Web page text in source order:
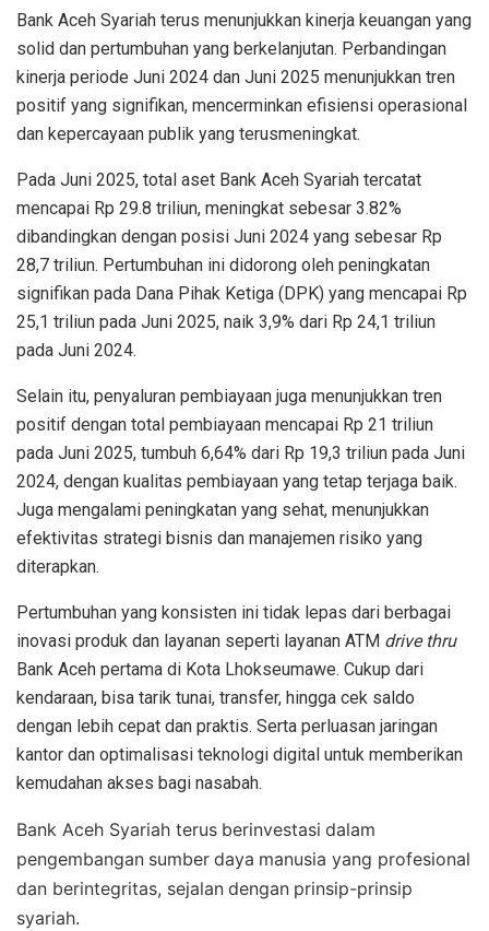
Bank Aceh Syariah terus menunjukkan kinerja keuangan yang
solid dan pertumbuhan yang berkelanjutan. Perbandingan
kinerja periode Juni 2024 dan Juni 2025 menunjukkan tren
positif yang signifikan, mencerminkan efisiensi operasional
dan kepercayaan publik yang terusmeningkat.
Pada Juni 2025, total aset Bank Aceh Syariah tercatat
mencapai Rp 29.8 triliun, meningkat sebesar 3.82%
dibandingkan dengan posisi Juni 2024 yang sebesar Rp
28,7 triliun. Pertumbuhan ini didorong oleh peningkatan
signifikan pada Dana Pihak Ketiga (DPK) yang mencapai Rp
25,1 triliun pada Juni 2025, naik 3,9% dari Rp 24,1 triliun
pada Juni 2024.
Selain itu, penyaluran pembiayaan juga menunjukkan tren
positif dengan total pembiayaan mencapai Rp 21 triliun
pada Juni 2025, tumbuh 6,64% dari Rp 19,3 triliun pada Juni
2024, dengan kualitas pembiayaan yang tetap terjaga baik.
Juga mengalami peningkatan yang sehat, menunjukkan
efektivitas strategi bisnis dan manajemen risiko yang
diterapkan.
Pertumbuhan yang konsisten ini tidak lepas dari berbagai
inovasi produk dan layanan seperti layanan ATM drive thru
Bank Aceh pertama di Kota Lhokseumawe. Cukup dari
kendaraan, bisa tarik tunai, transfer, hingga cek saldo
dengan lebih cepat dan praktis. Serta perluasan jaringan
kantor dan optimalisasi teknologi digital untuk memberikan
kemudahan akses bagi nasabah.
Bank Aceh Syariah terus berinvestasi dalam
pengembangan sumber daya manusia yang profesional
dan berintegritas, sejalan dengan prinsip-prinsip
syariah.